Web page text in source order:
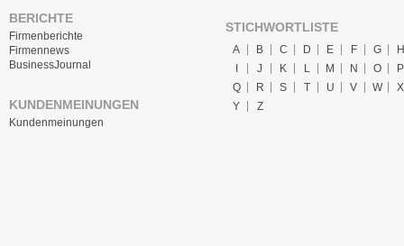
BERICHTE
Firmenberichte
Firmennews
BusinessJournal
KUNDENMEINUNGEN
Kundenmeinungen
STICHWORTLISTE
A B C D E F G
H
J K L M N O
P
Q
R S T U V W
X
Y
Z